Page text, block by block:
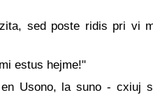
sed poste ridis pri vi
estus hejme!"
Usono, la suno - cxiuj